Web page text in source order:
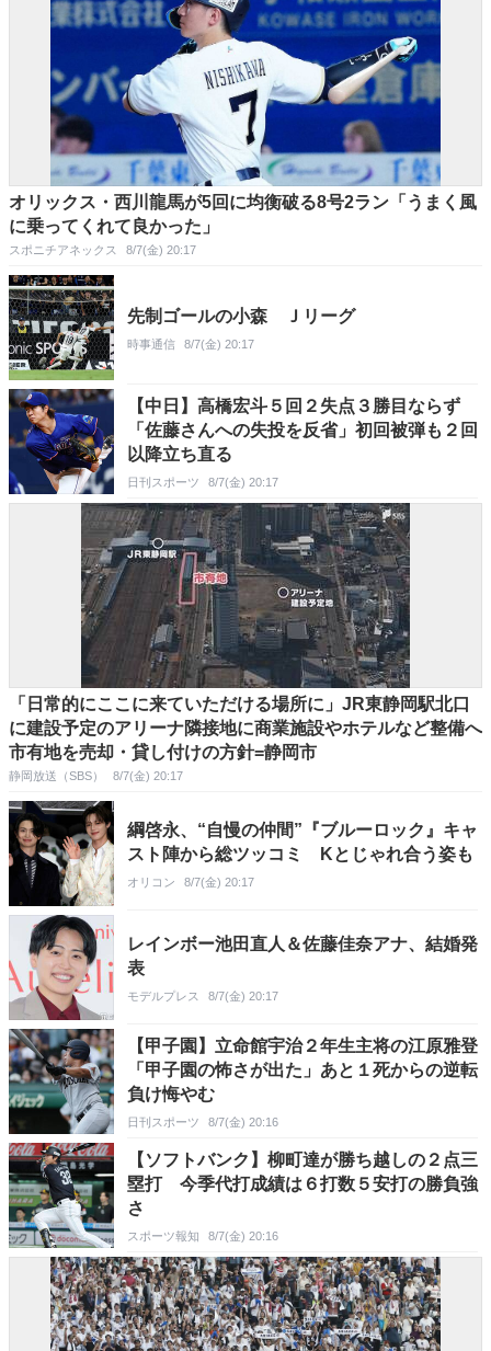
オリックス・西川龍馬が5回に均衡破る8号2ラン「うまく風
に乗ってくれて良かった」
スポニチアネックス 8/7(金) 20:17
先制ゴールの小森 Ｊリーグ
時事通信 8/7(金) 20:17
【中日】高橋宏斗５回２失点３勝目ならず
「佐藤さんへの失投を反省」初回被弾も２回
以降立ち直る
日刊スポーツ 8/7(金) 20:17
「日常的にここに来ていただける場所に」JR東静岡駅北口
に建設予定のアリーナ隣接地に商業施設やホテルなど整備へ
市有地を売却・貸し付けの方針=静岡市
静岡放送（SBS） 8/7(金) 20:17
綱啓永、“自慢の仲間”『ブルーロック』キャ
スト陣から総ツッコミ Kとじゃれ合う姿も
オリコン 8/7(金) 20:17
レインボー池田直人＆佐藤佳奈アナ、結婚発
表
モデルプレス 8/7(金) 20:17
【甲子園】立命館宇治２年生主将の江原雅登
「甲子園の怖さが出た」あと１死からの逆転
負け悔やむ
日刊スポーツ 8/7(金) 20:16
【ソフトバンク】柳町達が勝ち越しの２点三
塁打 今季代打成績は６打数５安打の勝負強
さ
スポーツ報知 8/7(金) 20:16